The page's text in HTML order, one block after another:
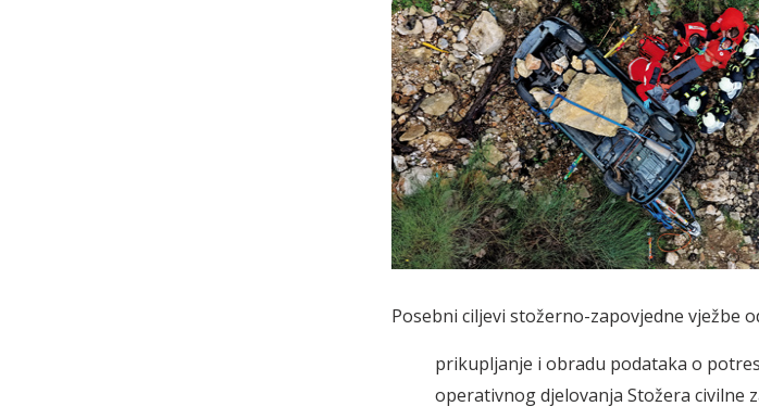
Posebni ciljevi stožerno-zapovjedne vježbe
prikupljanje i obradu podataka o
operativnog djelovanja Stožera civilne